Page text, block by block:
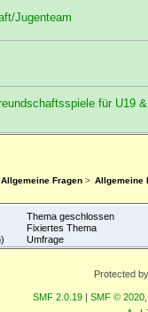
Jugenteam
für U19
Allgemeine Fragen> Allgemeine
Thema geschlossen
Fixiertes Thema
Umfrage
Protected
SMF 2.0.19 SMF © 2020